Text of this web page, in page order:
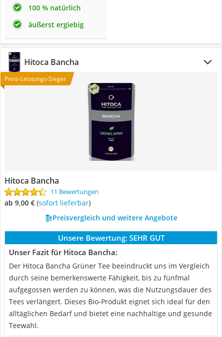
100 % natürlich
äußerst ergiebig
Hitoca Bancha
Preis-Leistungs-Sieger
Hitoca Bancha
11 Bewertungen
ab 9,00 € ( Sofort lieferbar)
Preisvergleich und weitere Angebote
Unsere Bewertung: SEHR GUT
Unser Fazit für Hitoca Bancha:
Der Hitoca Bancha Grüner Tee beeindruckt uns im Vergleich
durch seine bemerkenswerte Fähigkeit, bis zu fünfmal
aufgegossen werden zu können, was die Nutzungsdauer des
Tees verlängert. Dieses Bio-Produkt eignet sich ideal für den
alltäglichen Bedarf und bietet eine nachhaltige und gesunde
Teewahl.